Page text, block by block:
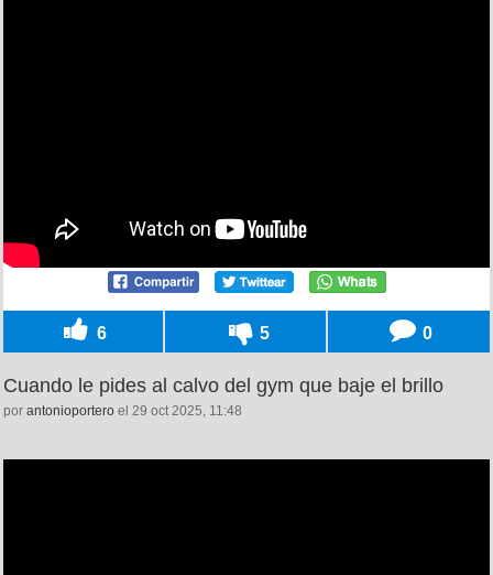
6 5 0
Cuando le pides al calvo del gym que baje el brillo
por antonioportero el 29 oct 2025, 11:48